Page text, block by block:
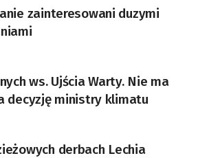
zainteresowani duzymi
ws. Ujścia Warty. Nie ma
decyzję ministry klimatu
derbach Lechia